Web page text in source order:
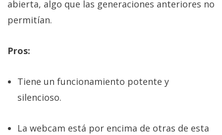
abierta, algo que las generaciones anteriores no
permitían.
Pros:
Tiene un funcionamiento potente y
silencioso.
La webcam está por encima de otras de esta